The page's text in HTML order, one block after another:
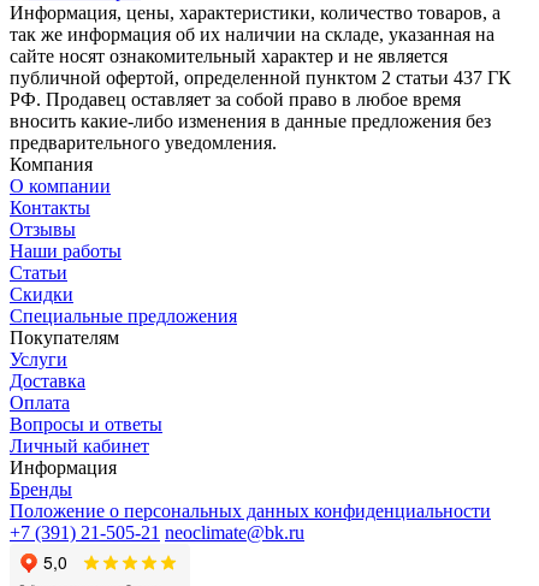
Информация, цены, характеристики, количество товаров, а
так же информация об их наличии на складе, указанная на
сайте носят ознакомительный характер и не является
публичной офертой, определенной пунктом 2 статьи 437 ГК
РФ. Продавец оставляет за собой право в любое время
вносить какие-либо изменения в данные предложения без
предварительного уведомления.
Компания
О компании
Контакты
Отзывы
Наши работы
Статьи
Скидки
Специальные предложения
Покупателям
Услуги
Доставка
Оплата
Вопросы и ответы
Личный кабинет
Информация
Бренды
Положение о персональных данных конфиденциальности
+7 (391) 21-505-21 neoclimate@bk.ru